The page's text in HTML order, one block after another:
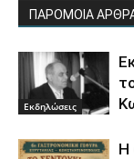
ΠΑΡΟΜΟΙΑ
Εκδηλώσεις
Η